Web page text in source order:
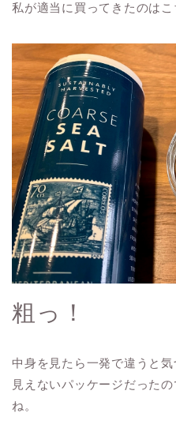
私が適当に買ってきたのは
粗っ！
中身を見たら一発で違うと
見えないパッケージだった
ね。